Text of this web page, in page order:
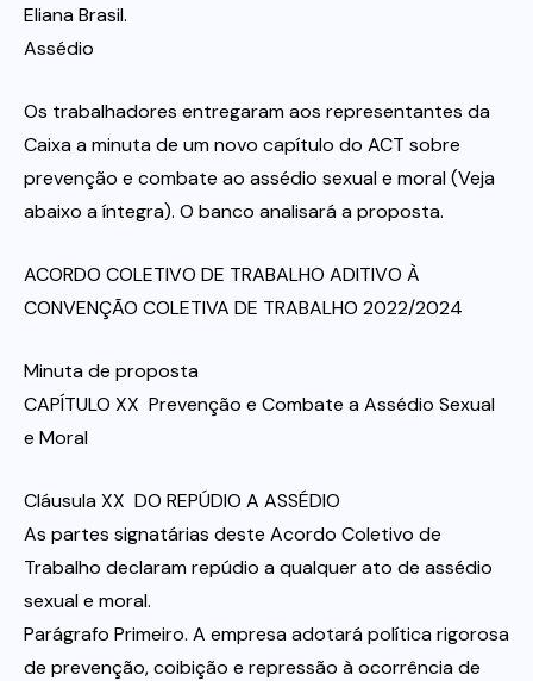
Eliana Brasil.
Assédio
Os trabalhadores entregaram aos representantes da
Caixa a minuta de um novo capítulo do ACT sobre
prevenção e combate ao assédio sexual e moral (Veja
abaixo a íntegra). O banco analisará a proposta.
ACORDO COLETIVO DE TRABALHO ADITIVO À
CONVENÇÃO COLETIVA DE TRABALHO 2022/2024
Minuta de proposta
CAPÍTULO XX  Prevenção e Combate a Assédio Sexual
e Moral
Cláusula XX  DO REPÚDIO A ASSÉDIO
As partes signatárias deste Acordo Coletivo de
Trabalho declaram repúdio a qualquer ato de assédio
sexual e moral.
Parágrafo Primeiro. A empresa adotará política rigorosa
de prevenção, coibição e repressão à ocorrência de